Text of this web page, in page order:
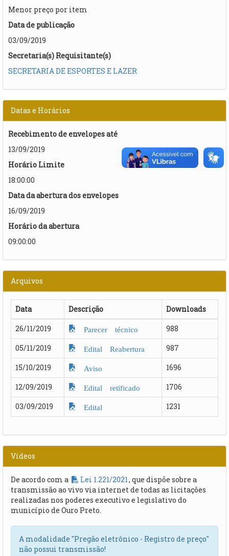
Menor preço por item
Data de publicação
03/09/2019
Secretaria(s) Requisitante(s)
SECRETARIA DE ESPORTES E LAZER
Datas e Horários
Recebimento de envelopes até
13/09/2019
Horário Limite
18:00:00
Data da abertura dos envelopes
16/09/2019
Horário da abertura
09:00:00
Arquivos
Data Descrição
Downloads
26/11/2019
Parecer técnico
988
05/11/2019
Edital Reabertura
987
15/10/2019
Aviso
1696
12/09/2019
Edital retificado
1706
03/09/2019
Edital 1231
Vídeos
De acordo com a Lei 1.221/2021 , que dispõe sobre a
transmissão ao vivo via internet de todas as licitações
realizadas nos poderes executivo e legislativo do
município de Ouro Preto.
A modalidade "Pregão eletrônico - Registro de preço"
não possui transmissão!